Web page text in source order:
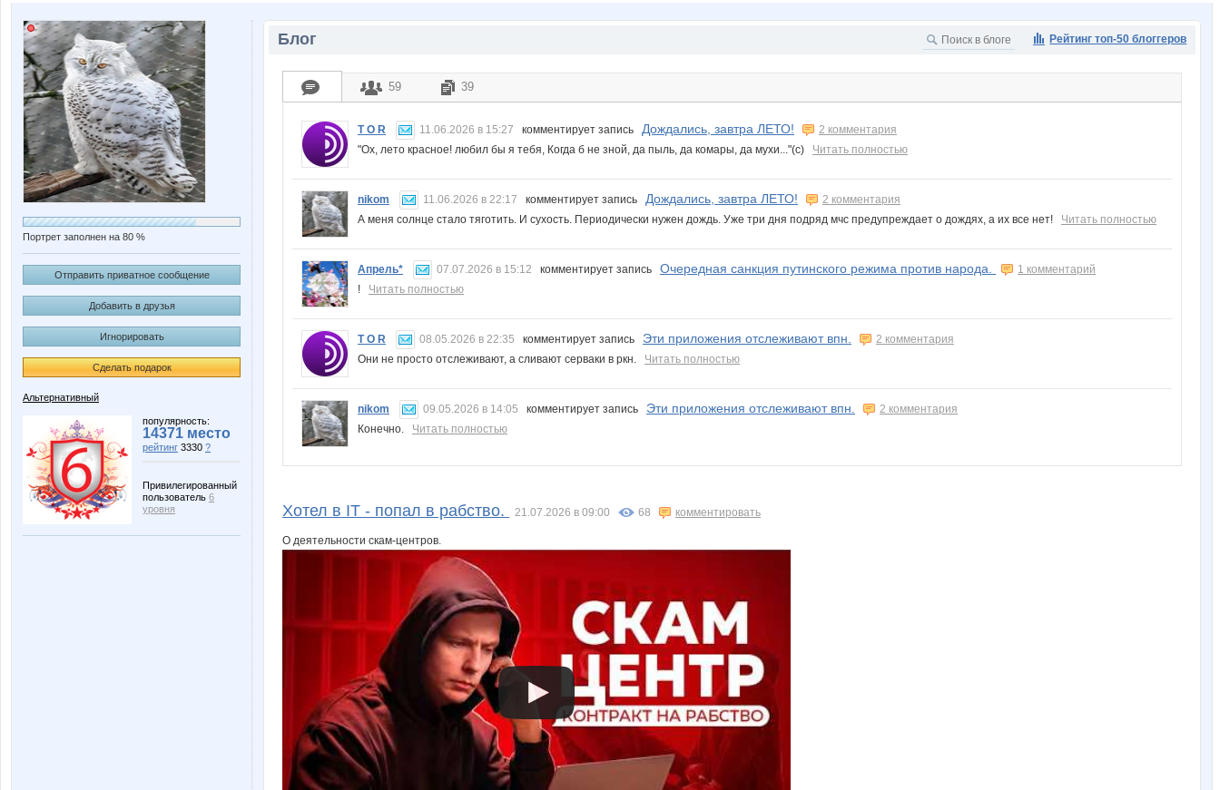
Портрет заполнен на 80 %
Отправить приватное сообщение
Добавить в друзья
Игнорировать
Сделать подарок
Альтернативный
популярность:
14371 место
рейтинг 3330 ?
Привилегированный
пользователь 6
уровня
Рейтинг топ-50 блоггеров
Блог
59 39
T O R 11.06.2026 в 15:27 комментирует запись Дождались, завтра ЛЕТО!
2 комментария
"Ох, лето красное! любил бы я тебя, Когда б не зной, да пыль, да комары, да мухи..."(с) Читать полностью
nikom 11.06.2026 в 22:17 комментирует запись Дождались, завтра ЛЕТО!
2 комментария
А меня солнце стало тяготить. И сухость. Периодически нужен дождь. Уже три дня подряд мчс предупреждает о дождях, а их все нет! Читать полностью
Апрель* 07.07.2026 в 15:12 комментирует запись Очередная санкция путинского режима против народа.
1 комментарий
! Читать полностью
T O R 08.05.2026 в 22:35 комментирует запись Эти приложения отслеживают впн.
2 комментария
Они не просто отслеживают, а сливают серваки в ркн. Читать полностью
nikom 09.05.2026 в 14:05 комментирует запись Эти приложения отслеживают впн.
2 комментария
Конечно. Читать полностью
Хотел в IT - попал в рабство. 21.07.2026 в 09:00 68 комментировать
О деятельности скам-центров.